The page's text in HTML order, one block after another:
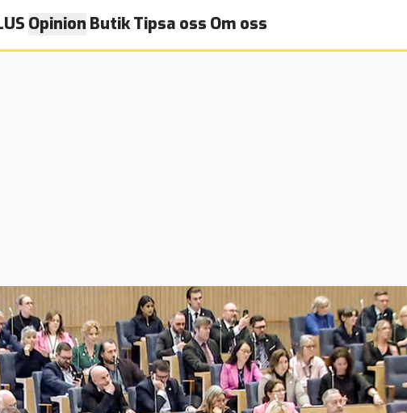
Opinion ButikTipsa oss Om oss